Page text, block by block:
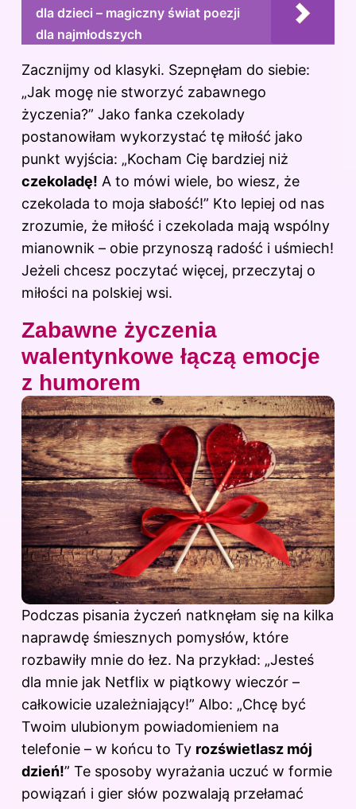
dla dzieci – magiczny świat poezji
dla najmłodszych
Zacznijmy od klasyki. Szepnęłam do siebie:
„Jak mogę nie stworzyć zabawnego
życzenia?” Jako fanka czekolady
postanowiłam wykorzystać tę miłość jako
punkt wyjścia: „Kocham Cię bardziej niż
czekoladę! A to mówi wiele, bo wiesz, że
czekolada to moja słabość!” Kto lepiej od nas
zrozumie, że miłość i czekolada mają wspólny
mianownik – obie przynoszą radość i uśmiech!
Jeżeli chcesz poczytać więcej, przeczytaj o
miłości na polskiej wsi.
Zabawne życzenia
walentynkowe łączą emocje
z humorem
Podczas pisania życzeń natknęłam się na kilka
naprawdę śmiesznych pomysłów, które
rozbawiły mnie do łez. Na przykład: „Jesteś
dla mnie jak Netflix w piątkowy wieczór –
całkowicie uzależniający!” Albo: „Chcę być
Twoim ulubionym powiadomieniem na
telefonie – w końcu to Ty rozświetlasz mój
dzień!” Te sposoby wyrażania uczuć w formie
powiązań i gier słów pozwalają przełamać